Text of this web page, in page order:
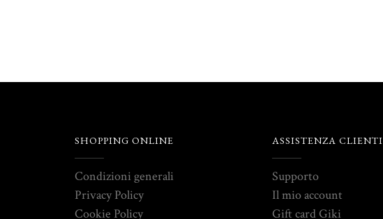
SHOPPING ONLINE
Condizioni generali
Privacy Policy
Cookie Policy
ASSISTENZA CLIENTI
Supporto
Il mio account
Gift card Giki